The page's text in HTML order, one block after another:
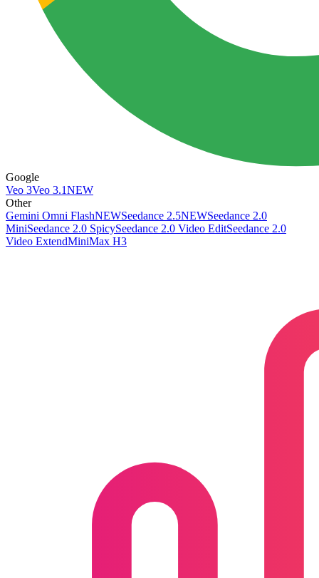
Google
Veo 3Veo 3.1NEW
Other
Gemini Omni FlashNEWSeedance 2.5NEWSeedance 2.0
MiniSeedance 2.0 SpicySeedance 2.0 Video EditSeedance 2.0
Video ExtendMiniMax H3